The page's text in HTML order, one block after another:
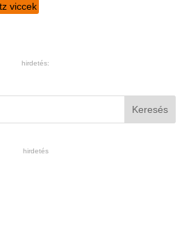
viccek
hirdetés:
hirdetés